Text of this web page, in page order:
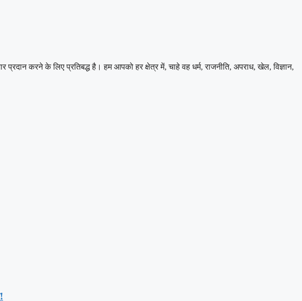
करने के लिए प्रतिबद्ध है। हम आपको हर क्षेत्र में, चाहे वह धर्म, राजनीति, अपराध, खेल, विज्ञान,